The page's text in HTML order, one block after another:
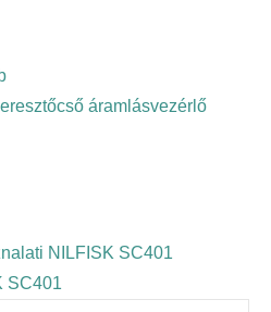
áramlásvezérlő
NILFISK SC401
SC401